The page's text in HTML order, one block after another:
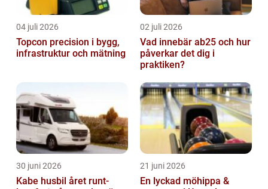
04 juli 2026
Topcon precision i bygg,
infrastruktur och mätning
02 juli 2026
Vad innebär ab25 och hur
påverkar det dig i
praktiken?
30 juni 2026
Kabe husbil året runt-
21 juni 2026
En lyckad möhippa &